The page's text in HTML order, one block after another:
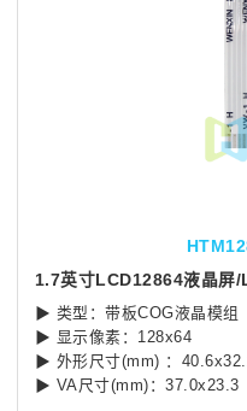
▶ 类型：带板COG液晶模组
▶ 显示像素：128x64
▶ 外形尺寸(mm) ：
▶ VA尺寸(mm)：37.0x23.3